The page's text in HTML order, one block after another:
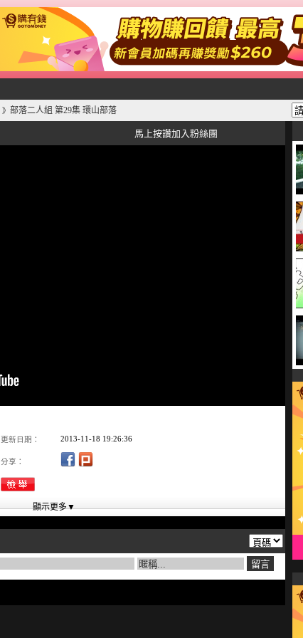
》 部落二人組 第29集 環山部落
馬上按讚加入粉絲團
更新日期： 2013-11-18 19:26:36
分享：